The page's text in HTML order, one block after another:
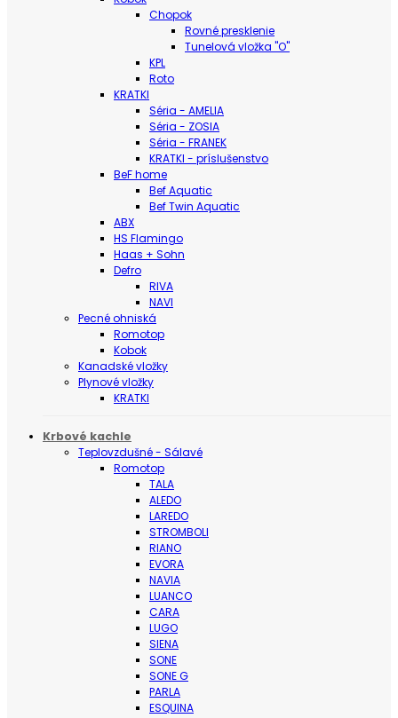
Chopok
Rovné presklenie
Tunelová vložka "O"
KPL
Roto
KRATKI
Séria - AMELIA
Séria - ZOSIA
Séria - FRANEK
KRATKI - príslušenstvo
BeF home
Bef Aquatic
Bef Twin Aquatic
ABX
HS Flamingo
Haas + Sohn
Defro
RIVA
NAVI
Pecné ohniská
Romotop
Kobok
Kanadské vložky
Plynové vložky
KRATKI
Krbové kachle
Teplovzdušné - Sálavé
Romotop
TALA
ALEDO
LAREDO
STROMBOLI
RIANO
EVORA
NAVIA
LUANCO
CARA
LUGO
SIENA
SONE
SONE G
PARLA
ESQUINA